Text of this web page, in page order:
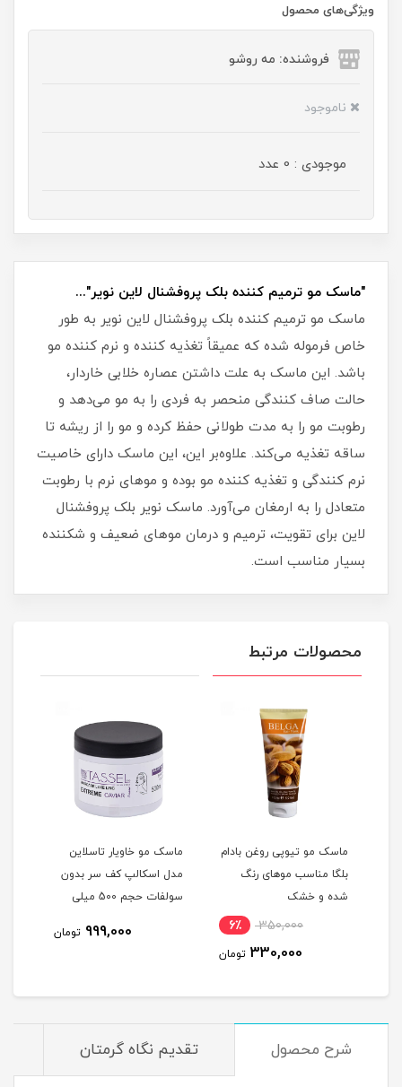
ویژگی‌های محصول
فروشنده: مه رو‌شو
ناموجود
موجودی : 0 عدد
"ماسک مو ترمیم کننده بلک پروفشنال لاین نویر"...
ماسک مو ترمیم کننده بلک پروفشنال لاین نویر به طور
خاص فرموله شده که عمیقاً تغذیه کننده و نرم کننده مو
باشد. این ماسک به علت داشتن عصاره خلابی خاردار،
حالت صاف کنندگی منحصر به فردی را به مو می‌دهد و
رطوبت مو را به مدت طولانی حفظ کرده و مو را از ریشه تا
ساقه تغذیه می‌کند. علاوه‌بر این، این ماسک دارای خاصیت
نرم کنندگی و تغذیه کننده مو بوده و موهای نرم با رطوبت
متعادل را به ارمغان می‌آورد. ماسک نویر بلک پروفشنال
لاین برای تقویت، ترمیم و درمان موهای ضعیف و شکننده
بسیار مناسب است.
محصولات مرتبط
ماسک مو تیوپی روغن بادام
بلگا مناسب موهای رنگ
شده و خشک
350,000 6٪
330,000 تومان
ماسک مو خاویار تاسلاین
مدل اسکالپ کف سر بدون
سولفات حجم 500 میلی
999,000 تومان
شرح محصول تقدیم نگاه گرمتان